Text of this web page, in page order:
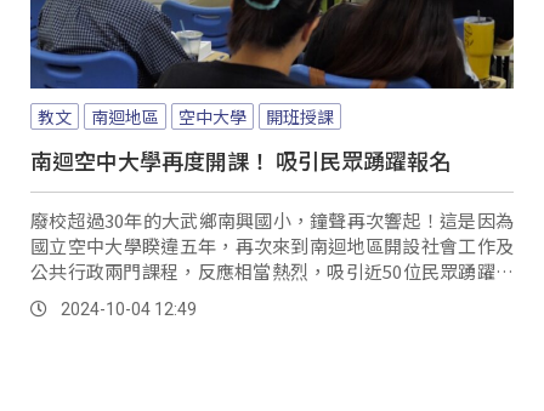
教文 南迴地區 空中大學 開班授課
南迴空中大學再度開課！ 吸引民眾踴躍報名
廢校超過30年的大武鄉南興國小，鐘聲再次響起！這是因為
國立空中大學睽違五年，再次來到南迴地區開設社會工作及
公共行政兩門課程，反應相當熱烈，吸引近50位民眾踴躍報
名；值得一提的是，一位74歲的長者特地跨縣，從屏東縣獅
子鄉草埔村前來上課，渴望圓夢，完成過去未能實現的學
2024-10-04 12:49